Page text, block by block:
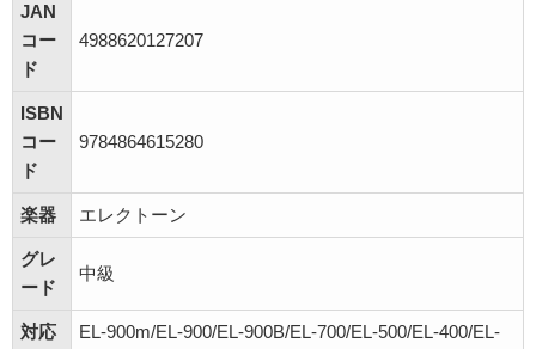
JAN
コー
ド
4988620127207
ISBN
コー
ド
9784864615280
楽器 エレクトーン
グレ
ード
中級
対応
EL-900m/EL-900/EL-900B/EL-700/EL-500/EL-400/EL-